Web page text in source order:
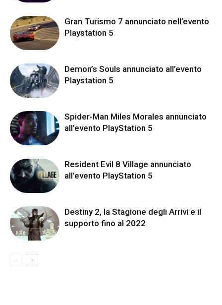
Gran Turismo 7 annunciato nell’evento
Playstation 5
Demon’s Souls annunciato all’evento
Playstation 5
Spider-Man Miles Morales annunciato
all’evento PlayStation 5
Resident Evil 8 Village annunciato
all’evento PlayStation 5
Destiny 2, la Stagione degli Arrivi e il
supporto fino al 2022